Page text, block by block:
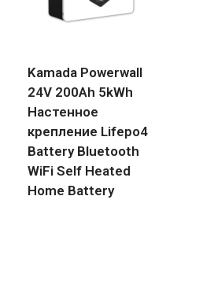
Kamada Powerwall
24V 200Ah 5kWh
Настенное
крепление Lifepo4
Battery Bluetooth
WiFi Self Heated
Home Battery